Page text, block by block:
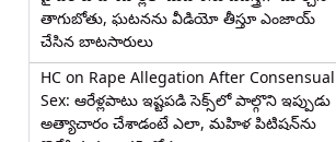
తాగుబోతు, ఘటనను వీడియో తీస్తూ ఎంజాయ్
చేసిన బాటసారులు
HC on Rape Allegation After Consensual
Sex: ఆరేళ్లపాటు ఇష్టపడి సెక్స్‌లో పాల్గొని ఇప్పుడు
అత్యాచారం చేశాడంటే ఎలా, మహిళ పిటిషన్‌ను